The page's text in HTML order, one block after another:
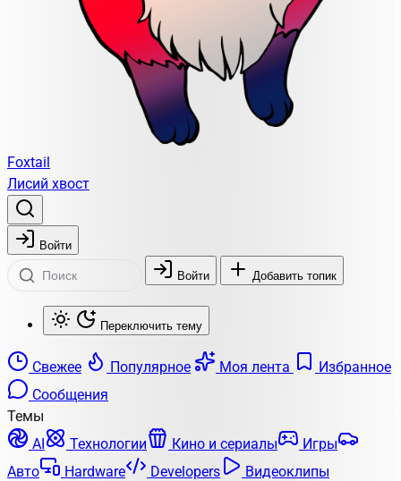
Foxtail
Лисий хвост
Войти
Войти Добавить топик
Переключить тему
Свежее Популярное Моя лента
Избранное
Сообщения
Темы
AI
Технологии Кино и сериалы
Игры
Авто
Hardware Developers
Видеоклипы